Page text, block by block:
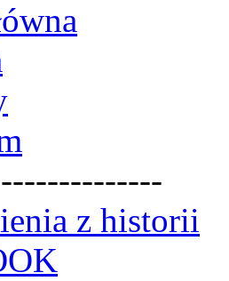
z historii